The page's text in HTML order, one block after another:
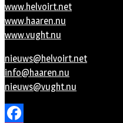
www.helvoirt.net
www.haaren.nu
www.vught.nu
nieuws@helvoirt.net
info@haaren.nu
nieuws@vught.nu